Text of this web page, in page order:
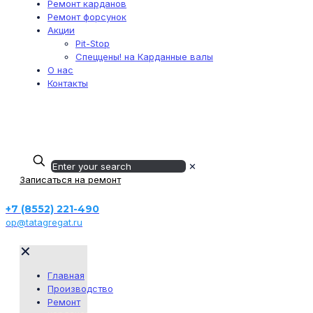
Ремонт карданов
Ремонт форсунок
Акции
Pit-Stop
Спеццены! на Карданные валы
О нас
Контакты
✕
Записаться на ремонт
+7 (8552) 221-490
op@tatagregat.ru
✕
Главная
Производство
Ремонт